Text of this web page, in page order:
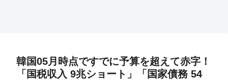
韓国05月時点ですでに予算を超えて赤字！
「国税収入 9兆ショート」「国家債務 54